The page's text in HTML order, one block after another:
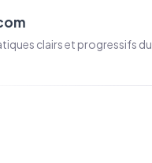
clairs et progressifs du